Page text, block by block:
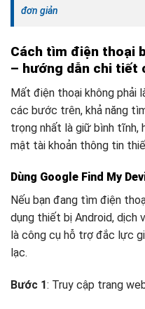
đơn giản
Cách tìm điện thoại
– hướng dẫn chi tiết
Mất điện thoại không phải
các bước trên, khả năng
trọng nhất là giữ bình tĩnh,
mật tài khoản thông tin
Dùng Google Find My
Nếu bạn đang tìm điện
dụng thiết bị Android, dịch
là công cụ hỗ trợ đắc lực
lạc.
Bước 1: Truy cập trang